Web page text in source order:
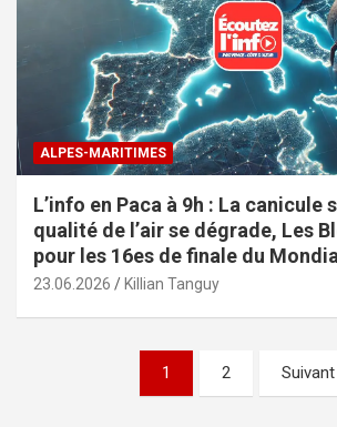
ALPES-MARITIMES
L’info en Paca à 9h : La canicule
qualité de l’air se dégrade, Les
pour les 16es de finale du Mondial
23.06.2026 Killian Tanguy
1 2 Suivant